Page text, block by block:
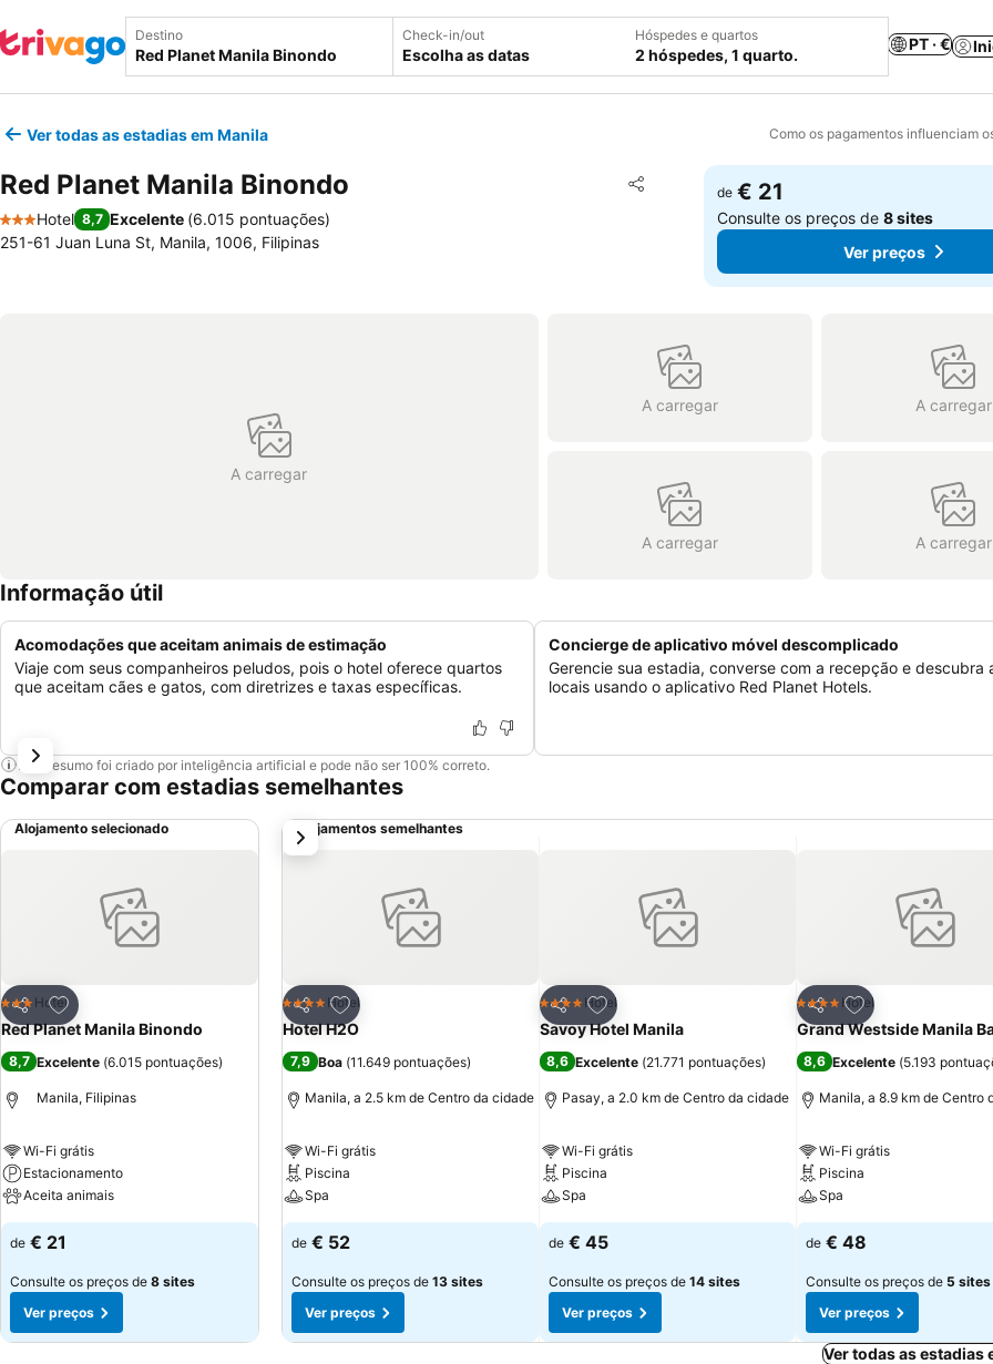
Destino Check-in/out
Escolha as datas
Hóspedes e quartos
2 hóspedes, 1 quarto.
PT · €
Ver todas as estadias em Manila Como os pagamentos influenciam
Red Planet Manila Binondo Partilhar
Adicionar aos favoritos
3 Estrelas
Hotel 8,7 Excelente (6.015 pontuações)
251-61 Juan Luna St, Manila, 1006, Filipinas
de € 21
Consulte os preços de8 sites
Ver preços
A carregar
A carregar A carregar
A carregar A carregar
Informação útil
Acomodações que aceitam animais de estimação
Viaje com seus companheiros peludos, pois o hotel oferece quartos
que aceitam cães e gatos, com diretrizes e taxas específicas.
Concierge de aplicativo móvel descomplicado
Gerencie sua estadia, converse com a recepção e descubra
locais usando o aplicativo Red Planet Hotels.
Este resumo foi criado por inteligência artificial e pode não ser 100% correto.
Comparar com estadias semelhantes
Alojamento selecionado
Partilhar
Adicionar aos favoritos
3 Estrelas
Hotel
Red Planet Manila Binondo
8,7 Excelente (6.015 pontuações)
Manila, Filipinas
Wi-Fi grátis
Estacionamento
Aceita animais
de € 21
Consulte os preços de 8 sites
Ver preços
Alojamentos semelhantes
Partilhar
Adicionar aos favoritos
4 EstrelasHotel
Hotel H2O
7,9 Boa (11.649 pontuações)
Manila, a 2.5 km de Centro da cidade
Wi-Fi grátis
Piscina
Spa
de € 52
Consulte os preços de 13 sites
Ver preços
Partilhar
Adicionar aos favoritos
4 EstrelasHotel
Savoy Hotel Manila
8,6 Excelente (21.771 pontuações)
Pasay, a 2.0 km de Centro da cidade
Wi-Fi grátis
Piscina
Spa
de € 45
Consulte os preços de 14 sites
Ver preços
Partilhar
Adicionar aos
4 EstrelasHotel
Grand Westside Manila
8,6 Excelente (5.193
Manila, a 8.9 km de Centro
Wi-Fi grátis
Piscina
Spa
de € 48
Consulte os preços de 5 sites
Ver preços
próximo
Ver todas as estadias